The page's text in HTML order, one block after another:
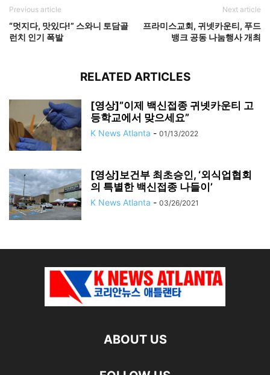
Previous article
“멋지다, 맛있다!” 스와니 토담골
런치 인기 폭발
Next article
프라미스교회, 귀넷카운티, 푸드
뱅크 공동 나눔행사 개최
RELATED ARTICLES
[영상]”이제 백신접종 귀넷카운티 고
등학교에서 맞으세요”
K News Atlanta - 01/13/2022
[영상]보건부 최초승인, ‘외식업협회
의 특별한 백신접종 나들이’
K News Atlanta - 03/26/2021
ABOUT US